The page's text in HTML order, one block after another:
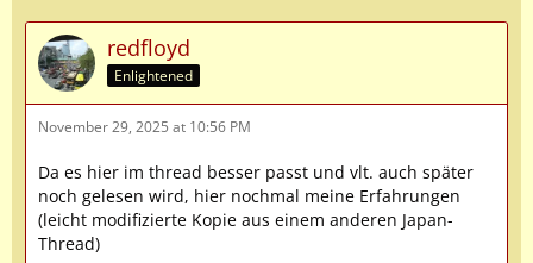
redfloyd
Enlightened
November 29, 2025 at 10:56 PM
Da es hier im thread besser passt und vlt. auch später
noch gelesen wird, hier nochmal meine Erfahrungen
(leicht modifizierte Kopie aus einem anderen Japan-
Thread)